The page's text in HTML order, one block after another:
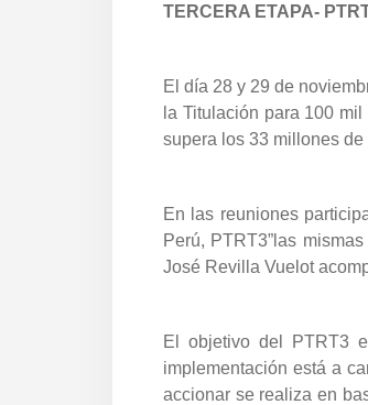
TERCERA ETAPA-
El día 28 y 29 de
la Titulación para 100
supera los 33 millones
En las reuniones
Perú, PTRT3”las
José Revilla Vuelot
El objetivo del PTRT3
implementación está a
accionar se realiza en